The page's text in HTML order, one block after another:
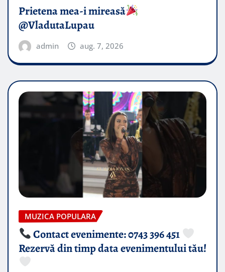
Prietena mea-i mireasă​
@VladutaLupau
admin aug. 7, 2026
MUZICA POPULARA
Contact evenimente: 0743 396 451
Rezervă din timp data evenimentului tău!